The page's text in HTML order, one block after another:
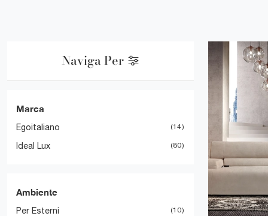
Naviga Per
Marca
Egoitaliano 14
Ideal Lux 80
Ambiente
Per Esterni 10